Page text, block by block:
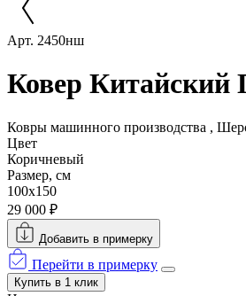
Арт. 2450нш
Ковер Китайский
Ковры машинного производства ,
Цвет
Коричневый
Размер, см
100x150
29 000 ₽
Добавить в примерку
Перейти в примерку
Купить в 1 клик